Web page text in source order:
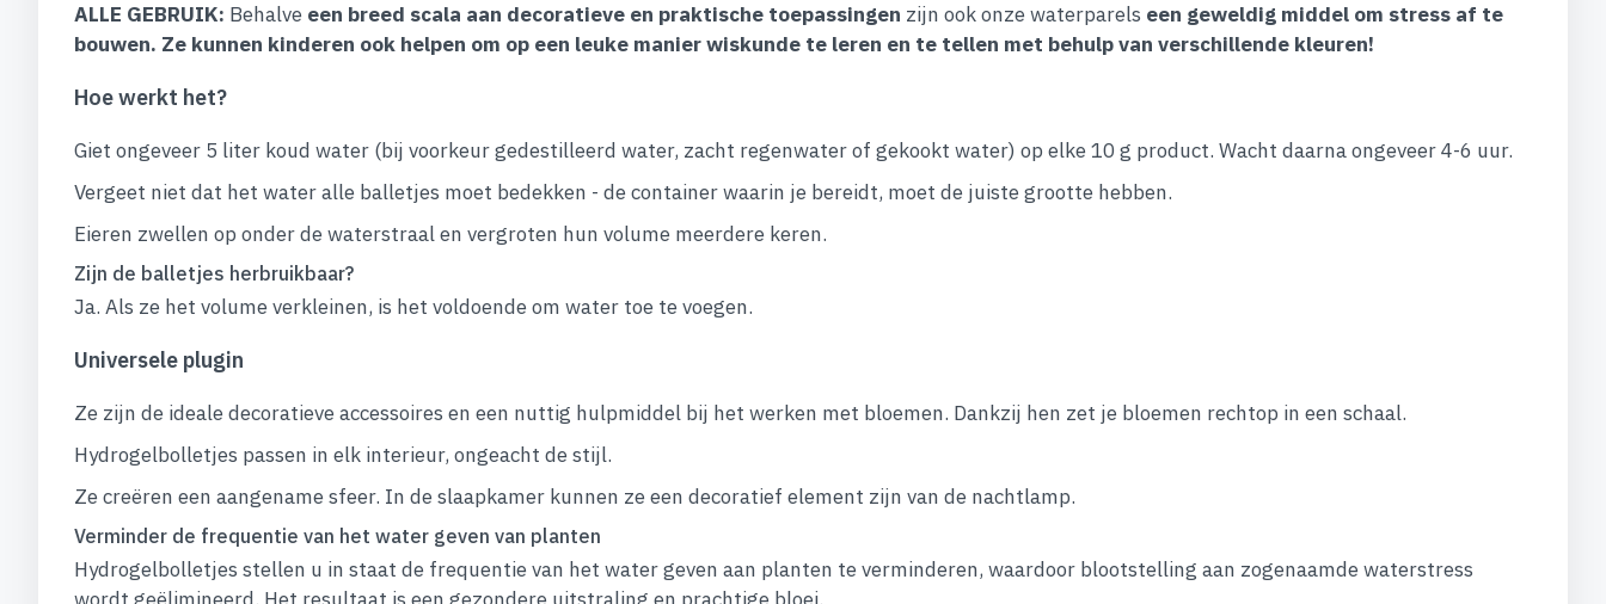
ALLE GEBRUIK: Behalve een breed scala aan decoratieve en praktische toepassingen zijn ook onze waterparels een geweldig middel om stress af te
bouwen. Ze kunnen kinderen ook helpen om op een leuke manier wiskunde te leren en te tellen met behulp van verschillende kleuren!
Hoe werkt het?
Giet ongeveer 5 liter koud water (bij voorkeur gedestilleerd water, zacht regenwater of gekookt water) op elke 10 g product. Wacht daarna ongeveer 4-6 uur.
Vergeet niet dat het water alle balletjes moet bedekken - de container waarin je bereidt, moet de juiste grootte hebben.
Eieren zwellen op onder de waterstraal en vergroten hun volume meerdere keren.
Zijn de balletjes herbruikbaar?
Ja. Als ze het volume verkleinen, is het voldoende om water toe te voegen.
Universele plugin
Ze zijn de ideale decoratieve accessoires en een nuttig hulpmiddel bij het werken met bloemen. Dankzij hen zet je bloemen rechtop in een schaal.
Hydrogelbolletjes passen in elk interieur, ongeacht de stijl.
Ze creëren een aangename sfeer. In de slaapkamer kunnen ze een decoratief element zijn van de nachtlamp.
Verminder de frequentie van het water geven van planten
Hydrogelbolletjes stellen u in staat de frequentie van het water geven aan planten te verminderen, waardoor blootstelling aan zogenaamde waterstress